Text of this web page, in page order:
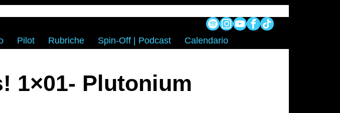
Pilot Rubriche Spin-Off | Podcast Calendario
1×01- Plutonium